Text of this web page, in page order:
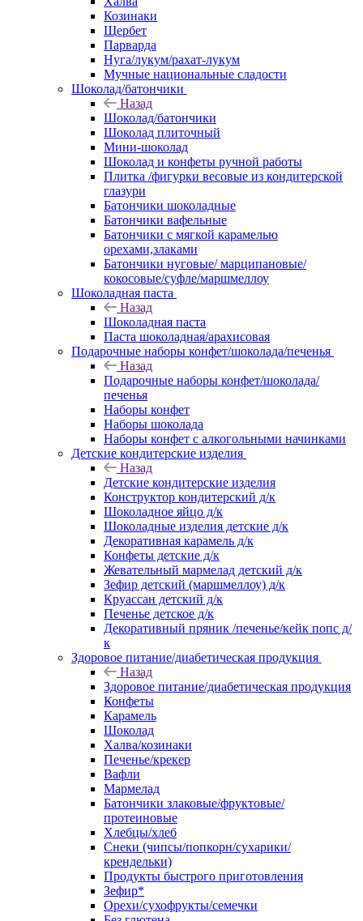
Козинаки
Щербет
Парварда
Нуга/лукум/рахат-лукум
Мучные национальные сладости
Шоколад/батончики
Назад
Шоколад/батончики
Шоколад плиточный
Мини-шоколад
Шоколад и конфеты ручной работы
Плитка /фигурки весовые из кондитерской
глазури
Батончики шоколадные
Батончики вафельные
Батончики с мягкой карамелью
орехами,злаками
Батончики нуговые/ марципановые/
кокосовые/суфле/маршмеллоу
Шоколадная паста
Назад
Шоколадная паста
Паста шоколадная/арахисовая
Подарочные наборы конфет/шоколада/печенья
Назад
Подарочные наборы конфет/шоколада/
печенья
Наборы конфет
Наборы шоколада
Наборы конфет с алкогольными начинками
Детские кондитерские изделия
Назад
Детские кондитерские изделия
Конструктор кондитерский д/к
Шоколадное яйцо д/к
Шоколадные изделия детские д/к
Декоративная карамель д/к
Конфеты детские д/к
Жевательный мармелад детский д/к
Зефир детский (маршмеллоу) д/к
Круассан детский д/к
Печенье детское д/к
Декоративный пряник /печенье/кейк попс д/
к
Здоровое питание/диабетическая продукция
Назад
Здоровое питание/диабетическая продукция
Конфеты
Карамель
Шоколад
Халва/козинаки
Печенье/крекер
Вафли
Мармелад
Батончики злаковые/фруктовые/
протеиновые
Хлебцы/хлеб
Снеки (чипсы/попкорн/сухарики/
крендельки)
Продукты быстрого приготовления
Зефир*
Орехи/сухофрукты/семечки